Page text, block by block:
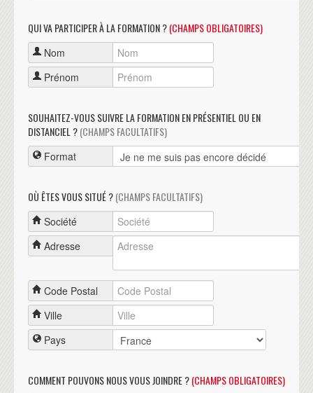
QUI VA PARTICIPER À LA FORMATION ?(CHAMPS OBLIGATOIRES)
Nom
Prénom
SOUHAITEZ-VOUS SUIVRE LA FORMATION EN PRÉSENTIEL OU EN
DISTANCIEL ?(CHAMPS FACULTATIFS)
Format
OÙ ÊTES VOUS SITUÉ ?(CHAMPS FACULTATIFS)
Société
Adresse
Code Postal
Ville
Pays
COMMENT POUVONS NOUS VOUS JOINDRE ?(CHAMPS OBLIGATOIRES)